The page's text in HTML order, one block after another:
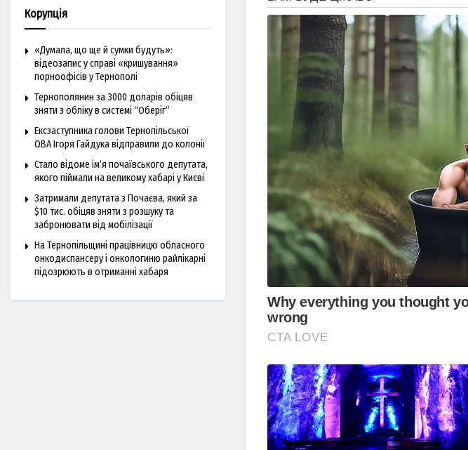
Корупція
«Думала, що ще й сумки будуть»:
відеозапис у справі «кришування»
порноофісів у Тернополі
Тернополянин за 3000 доларів обіцяв
зняти з обліку в системі “Оберіг”
Ексзаступника голови Тернопільської
ОВА Ігоря Гайдука відправили до колонії
Стало відоме ім’я почаївського депутата,
якого піймали на великому хабарі у Києві
Затримали депутата з Почаєва, який за
$10 тис. обіцяв зняти з розшуку та
забронювати від мобілізації
На Тернопільщині працівницю обласного
онкодиспансеру і онкологиню райлікарні
підозрюють в отриманні хабаря